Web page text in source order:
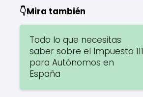
👇Mira también
Todo lo que necesitas
saber sobre el Impuesto 111
para Autónomos en
España